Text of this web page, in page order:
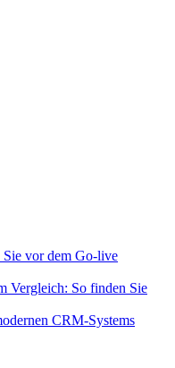
Sie vor dem Go-live
Vergleich: So finden Sie
CRM-Systems